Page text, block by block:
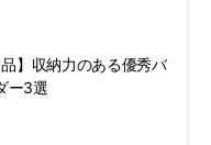
品】収納力のある優秀バ
ー3選